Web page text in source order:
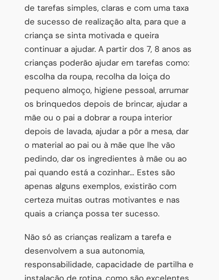
de tarefas simples, claras e com uma taxa
de sucesso de realização alta, para que a
criança se sinta motivada e queira
continuar a ajudar. A partir dos 7, 8 anos as
crianças poderão ajudar em tarefas como:
escolha da roupa, recolha da loiça do
pequeno almoço, higiene pessoal, arrumar
os brinquedos depois de brincar, ajudar a
mãe ou o pai a dobrar a roupa interior
depois de lavada, ajudar a pôr a mesa, dar
o material ao pai ou à mãe que lhe vão
pedindo, dar os ingredientes à mãe ou ao
pai quando está a cozinhar… Estes são
apenas alguns exemplos, existirão com
certeza muitas outras motivantes e nas
quais a criança possa ter sucesso.
Não só as crianças realizam a tarefa e
desenvolvem a sua autonomia,
responsabilidade, capacidade de partilha e